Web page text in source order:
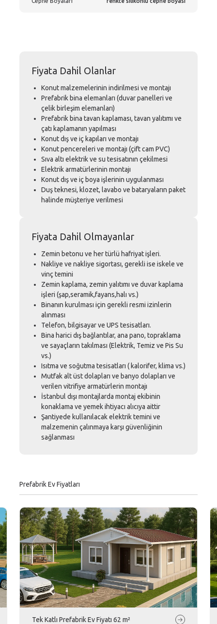
Fiyata Dahil Olanlar
Konut malzemelerinin indirilmesi ve montajı
Prefabrik bina elemanları (duvar panelleri ve
çelik birleşim elemanları)
Prefabrik bina tavan kaplaması, tavan yalıtımı ve
çatı kaplamanın yapılması
Konut dış ve iç kapıları ve montajı
Konut pencereleri ve montajı (çift cam PVC)
Sıva altı elektrik ve su tesisatının çekilmesi
Elektrik armatürlerinin montajı
Konut dış ve iç boya işlerinin uygulanması
Duş teknesi, klozet, lavabo ve bataryaların paket
halinde müşteriye verilmesi
Fiyata Dahil Olmayanlar
Zemin betonu ve her türlü hafriyat işleri.
Nakliye ve nakliye sigortası, gerekli ise iskele ve
vinç temini
Zemin kaplama, zemin yalıtımı ve duvar kaplama
işleri (şap,seramik,fayans,halı vs.)
Binanın kurulması için gerekli resmi izinlerin
alınması
Telefon, bilgisayar ve UPS tesisatları.
Bina harici dış bağlantılar, ana pano, topraklama
ve sayaçların takılması (Elektrik, Temiz ve Pis Su
vs.)
Isıtma ve soğutma tesisatları ( kalorifer, klima vs.)
Mutfak alt üst dolapları ve banyo dolapları ve
verilen vitrifiye armatürlerin montajı
İstanbul dışı montajlarda montaj ekibinin
konaklama ve yemek ihtiyacı alıcıya aittir
Şantiyede kullanılacak elektrik temini ve
malzemenin çalınmaya karşı güvenliğinin
sağlanması
Prefabrik Ev Fiyatları
Tek Katlı Prefabrik Ev Fiyatı 62 m²